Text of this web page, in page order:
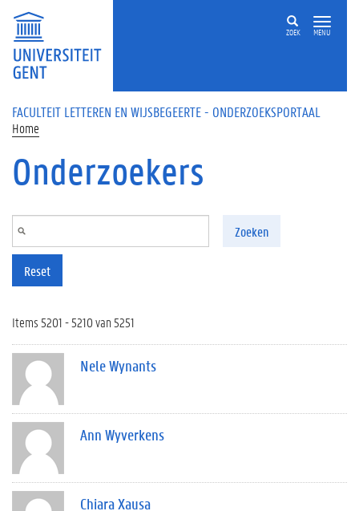
Overslaan en naar de inhoud gaan
ZOEK MENU
FACULTEIT LETTEREN EN WIJSBEGEERTE - ONDERZOEKSPORTAAL
Home
Onderzoekers
Zoeken
Reset
Items 5201 - 5210 van 5251
Nele Wynants
Ann Wyverkens
Chiara Xausa